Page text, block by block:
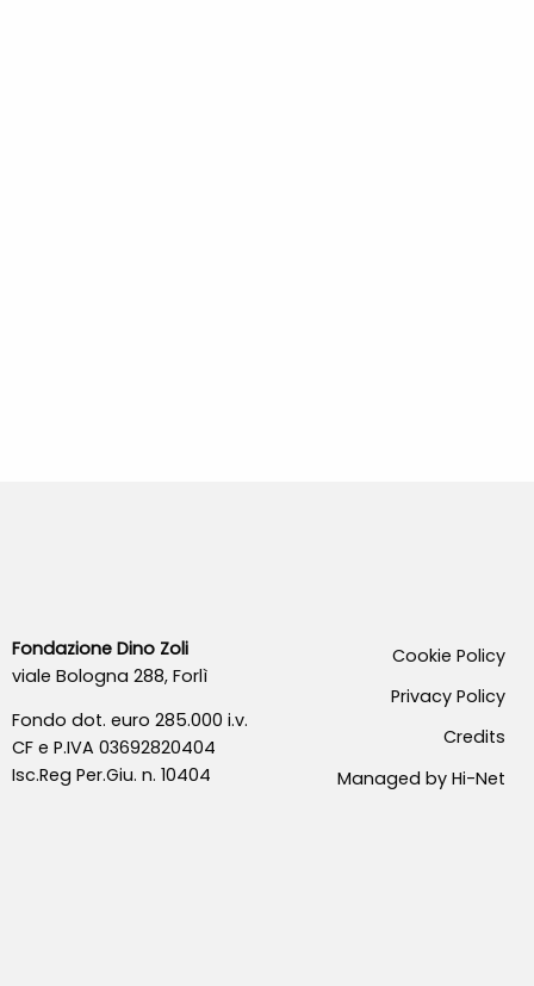
Fondazione Dino Zoli
viale Bologna 288, Forlì
Fondo dot. euro 285.000 i.v.
CF e P.IVA 03692820404
Isc.Reg Per.Giu. n. 10404
Cookie Policy
Privacy Policy
Credits
Managed by Hi-Net